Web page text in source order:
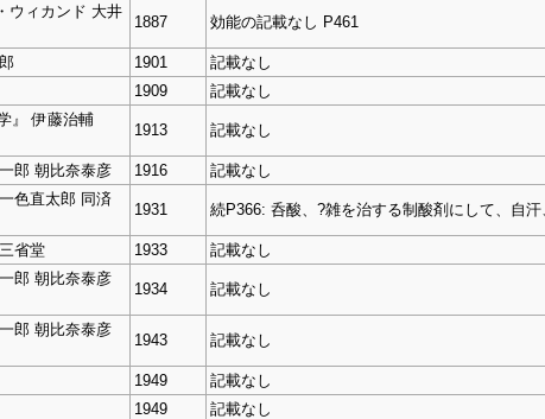
ウィカンド 大井
1887 効能の記載なし P461
1901
記載なし
1909 記載なし
』 伊藤治輔
1913 記載なし
郎 朝比奈泰彦 1916 記載なし
色直太郎 同済
1931 続P366: 呑酸、?雑を治する制酸剤にして、自汗
省堂 1933 記載なし
郎 朝比奈泰彦
1934 記載なし
郎 朝比奈泰彦
1943 記載なし
1949
記載なし
1949
記載なし